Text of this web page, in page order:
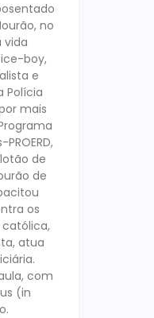
no
vida
boy,
e
Polícia
mais
de
de
os
católica,
atua
com
(in